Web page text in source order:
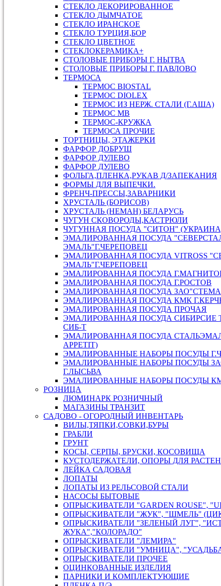
СТЕКЛО ДЕКОРИРОВАННОЕ
СТЕКЛО ДЫМЧАТОЕ
СТЕКЛО ИРАНСКОЕ
СТЕКЛО ТУРЦИЯ,БОР
СТЕКЛО ЦВЕТНОЕ
СТЕКЛОКЕРАМИКА+
СТОЛОВЫЕ ПРИБОРЫ Г. НЫТВА
СТОЛОВЫЕ ПРИБОРЫ Г. ПАВЛОВО
ТЕРМОСА
ТЕРМОС BIOSTAL
ТЕРМОС DIOLEX
ТЕРМОС ИЗ НЕРЖ. СТАЛИ (Г.АША)
ТЕРМОС МВ
ТЕРМОС-КРУЖКА
ТЕРМОСА ПРОЧИЕ
ТОРТНИЦЫ, ЭТАЖЕРКИ
ФАРФОР ДОБРУШ
ФАРФОР ДУЛЕВО
ФАРФОР ДУЛЕВО
ФОЛЬГА,ПЛЕНКА,РУКАВ Д/ЗАПЕКАНИЯ
ФОРМЫ ДЛЯ ВЫПЕЧКИ.
ФРЕНЧ-ПРЕССЫ,ЗАВАРНИКИ
ХРУСТАЛЬ (БОРИСОВ)
ХРУСТАЛЬ (НЕМАН) БЕЛАРУСЬ
ЧУГУН СКОВОРОДЫ,КАСТРЮЛИ
ЧУГУННАЯ ПОСУДА "СИТОН"
ЭМАЛИРОВАННАЯ ПОСУДА
ЭМАЛЬ"Г.ЧЕРЕПОВЕЦ
ЭМАЛИРОВАННАЯ ПОСУДА VITROSS
ЭМАЛЬ"Г.ЧЕРЕПОВЕЦ
ЭМАЛИРОВАННАЯ ПОСУДА
ЭМАЛИРОВАННАЯ ПОСУДА Г.РОСТОВ
ЭМАЛИРОВАННАЯ ПОСУДА
ЭМАЛИРОВАННАЯ ПОСУДА КМК
ЭМАЛИРОВАННАЯ ПОСУДА ПРОЧАЯ
ЭМАЛИРОВАННАЯ ПОСУДА СИБИРСИЕ
СИБ-Т
ЭМАЛИРОВАННАЯ ПОСУДА
APPETIT)
ЭМАЛИРОВАННЫЕ НАБОРЫ ПОСУДЫ
ЭМАЛИРОВАННЫЕ НАБОРЫ ПОСУДЫ
Г.ЛЫСЬВА
ЭМАЛИРОВАННЫЕ НАБОРЫ ПОСУДЫ
РОЗНИЦА
ЛЮМИНАРК РОЗНИЧНЫЙ
МАГАЗИНЫ ТРАНЗИТ
САДОВО - ОГОРОДНЫЙ ИНВЕНТАРЬ
ВИЛЫ,ТЯПКИ,СОВКИ,БУРЫ
ГРАБЛИ
ГРУНТ
КОСЫ, СЕРПЫ, БРУСКИ, КОСОВИЩА
КУСТОДЕРЖАТЕЛИ, ОПОРЫ ДЛЯ
ЛЕЙКА САДОВАЯ
ЛОПАТЫ
ЛОПАТЫ ИЗ РЕЛЬСОВОЙ СТАЛИ
НАСОСЫ БЫТОВЫЕ
ОПРЫСКИВАТЕЛИ "GARDEN ROUSE",
ОПРЫСКИВАТЕЛИ "ЖУК", "ШМЕЛЬ"
ОПРЫСКИВАТЕЛИ "ЗЕЛЕНЫЙ ЛУГ",
ЖУКА","КОЛОРАДО"
ОПРЫСКИВАТЕЛИ "ЛЕМИРА"
ОПРЫСКИВАТЕЛИ "УМНИЦА",
ОПРЫСКИВАТЕЛИ ПРОЧЕЕ
ОЦИНКОВАННЫЕ ИЗДЕЛИЯ
ПАРНИКИ И КОМПЛЕКТУЮЩИЕ